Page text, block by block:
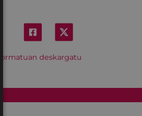
deskargatu